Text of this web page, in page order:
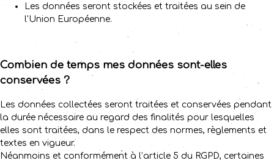
Les données seront stockées et traitées au sein de
l'Union Européenne.
Combien de temps mes données sont-elles
conservées ?
Les données collectées seront traitées et conservées pendant
la durée nécessaire au regard des finalités pour lesquelles
elles sont traitées, dans le respect des normes, règlements et
textes en vigueur.
Néanmoins et conformément à l’article 5 du RGPD, certaines